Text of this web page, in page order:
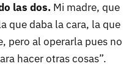
las dos. Mi madre, que
que daba la cara, la que
pero al operarla pues no
hacer otras cosas”.